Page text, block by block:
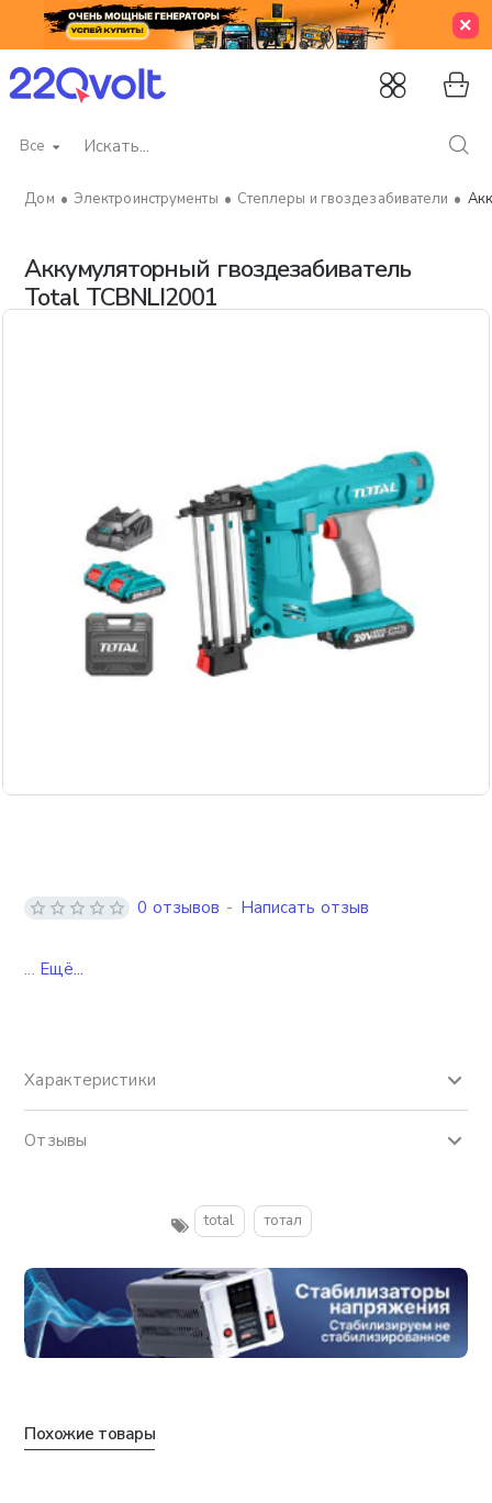
Все
Искать...
Аккумуляторный гвоздезабиватель
Total TCBNLI2001
Электроинструменты Степлеры и гвоздезабиватели
... Ещё...
0 отзывов - Написать отзыв
Характеристики
Отзывы
total тотал
Похожие товары